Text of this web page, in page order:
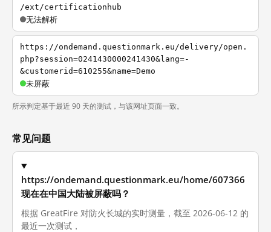
/ext/certificationhub
无法解析
https://ondemand.questionmark.eu/delivery/open.
php?session=0241430000241430&lang=-
&customerid=610255&name=Demo
未屏蔽
所示判定基于最近 90 天的测试，与该网址页面一致。
常见问题
https://ondemand.questionmark.eu/home/607366
现在在中国大陆被屏蔽吗？
根据 GreatFire 对防火长城的实时测量，截至 2026-06-12 的
最近一次测试，